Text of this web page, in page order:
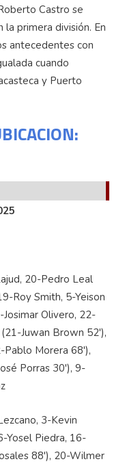
Castro se
primera división. En
antecedentes con
cuando
y Puerto
20-Pedro Leal
Roy Smith, 5-Yeison
Olivero, 22-
Juwan Brown 52'),
Morera 68'),
Porras 30'), 9-
3-Kevin
Yosel Piedra, 16-
88'), 20-Wilmer